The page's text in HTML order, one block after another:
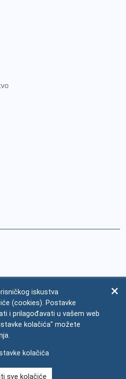
iskustva
(cookies). Postavke
i prilagođavati u vašem web
kolačića" možete
kolačića
sve kolačiće